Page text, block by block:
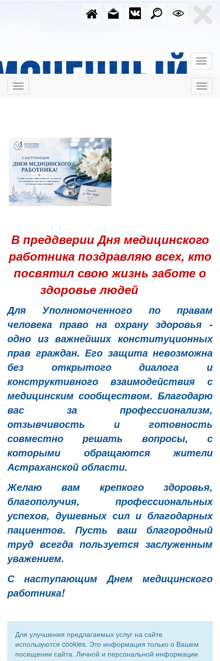
В преддверии Дня медицинского
работника поздравляю всех, кто
посвятил свою жизнь заботе о
здоровье людей
Для Уполномоченного по правам
человека право на охрану здоровья -
одно из важнейших конституционных
прав граждан. Его защита невозможна
без открытого диалога и
конструктивного взаимодействия с
медицинским сообществом. Благодарю
вас за профессионализм,
отзывчивость и готовность
совместно решать вопросы, с
которыми обращаются жители
Астраханской области.
Желаю вам крепкого здоровья,
благополучия, профессиональных
успехов, душевных сил и благодарных
пациентов. Пусть ваш благородный
труд всегда пользуется заслуженным
уважением.
С наступающим Днем медицинского
работника!
Для улучшения предлагаемых услуг на сайте
используются cookies. Это информация только о Вашем
посещении сайта. Личной и персональной информации